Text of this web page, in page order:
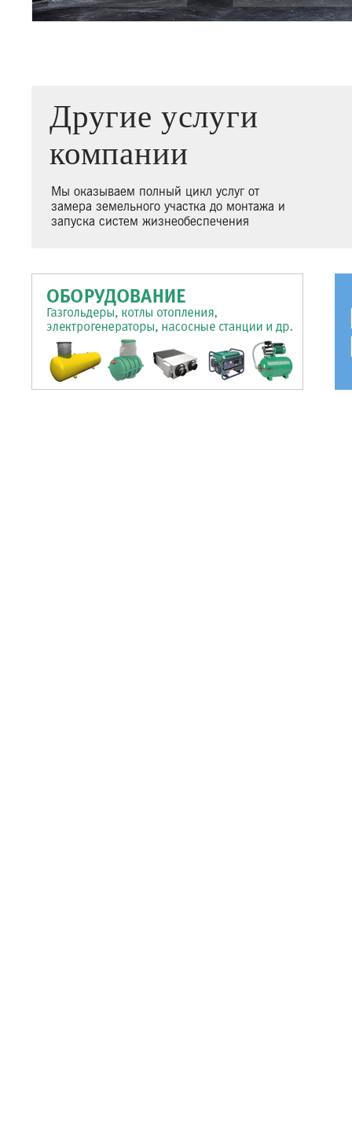
Другие услуги
компании
Мы оказываем полный цикл услуг от
замера земельного участка до монтажа и
запуска систем жизнеобеспечения